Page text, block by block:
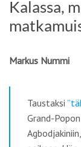
Kalassa,
Markus Nummi
Taustaksi
Grand-